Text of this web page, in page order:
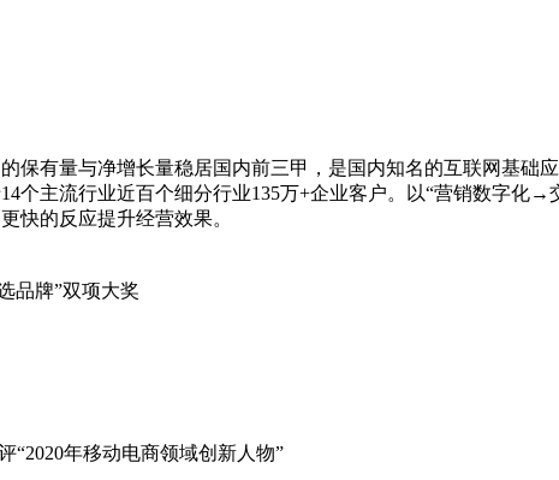
有量与净增长量稳居国内前三甲，是国内知名的互联网基础
个主流行业近百个细分行业135万+企业客户。以“营销数字化
快的反应提升经营效果。
品牌”双项大奖
“2020年移动电商领域创新人物”